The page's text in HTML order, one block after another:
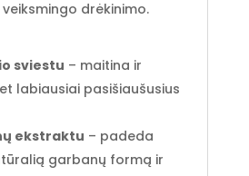
drėkinimo.
sviestu – maitina ir
labiausiai pasišiaušusius
ekstraktu – padeda
garbanų formą ir